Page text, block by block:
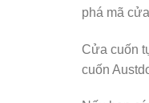
phá mã
Cửa cuốn
cuốn